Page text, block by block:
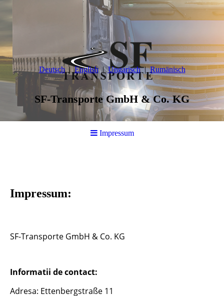
Deutsch English Ungarisch Rumänisch
SF-Transporte GmbH & Co. KG
Impressum
Impressum:
SF-Transporte GmbH & Co. KG
Informatii de contact:
Adresa: Ettenbergstraße 11